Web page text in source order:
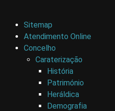
Sitemap
Atendimento Online
Concelho
Caraterização
História
Património
Heráldica
Demografia